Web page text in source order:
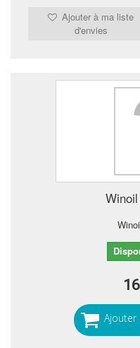
Ajouter à ma liste
d'envies
Ajouter